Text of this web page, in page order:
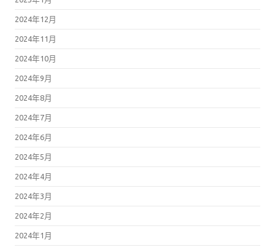
2024年12月
2024年11月
2024年10月
2024年9月
2024年8月
2024年7月
2024年6月
2024年5月
2024年4月
2024年3月
2024年2月
2024年1月